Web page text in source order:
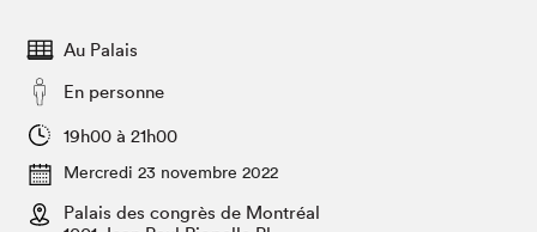
Espace médias
Espace exposant⋅e⋅s
Club de lecture Braindate
Nous connaître
Projets partenaires 2022
Archives
Au Palais
En personne
19h00 à 21h00
Mercredi 23 novembre 2022
Palais des congrès de Montréal